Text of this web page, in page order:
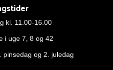
kl. 11.00-16.00
i uge 7, 8 og 42
pinsedag og 2. juledag